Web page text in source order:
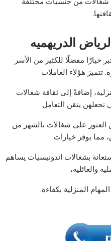
الدريهميه
خيارًا مفضلًا للكثير من الأسر
هؤلاء العاملات
إضافةً إلى ثقافة شغالات
تجعلهن يتقن التعامل
على شغالات بالشهر من
مما يوفر خيارات
بشغالات اندونيسيات يساهم
والعائلية،
المنزلية بكفاءة.